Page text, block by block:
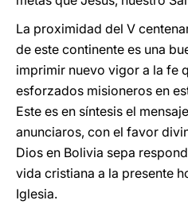
La proximidad del V
de este continente es una
imprimir nuevo vigor a la fe
esforzados misioneros en
Este es en síntesis el
anunciaros, con el favor
Dios en Bolivia sepa
vida cristiana a la presente
Iglesia.